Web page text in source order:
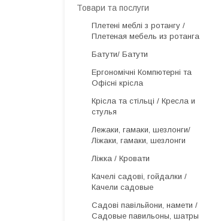
Товари та послуги
Плетені меблі з ротангу /
Плетеная мебель из ротанга
Батути/ Батути
Ергономічні Компютерні та
Офісні крісла
Крісла та стільці / Кресла и
стулья
Лежаки, гамаки, шезлонги/
Ліжаки, гамаки, шезлонги
Ліжка / Кровати
Качелі садові, гойдалки /
Качели садовые
Садові павільйони, намети /
Садовые павильоны, шатры